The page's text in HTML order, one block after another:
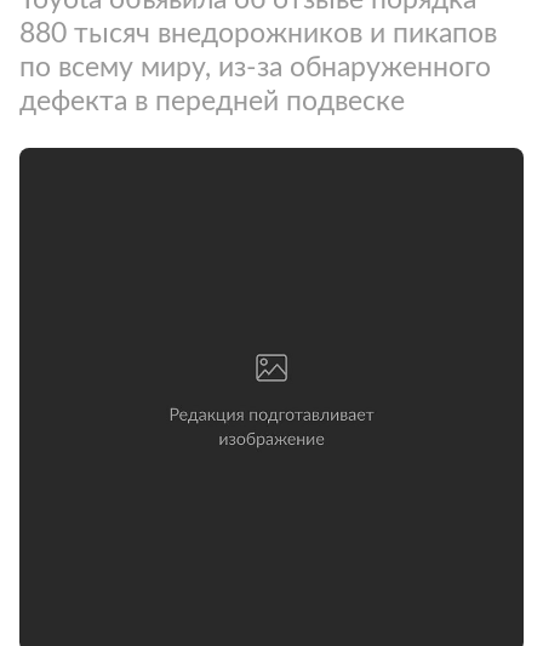
880 тысяч внедорожников и пикапов
по всему миру, из-за обнаруженного
дефекта в передней подвеске